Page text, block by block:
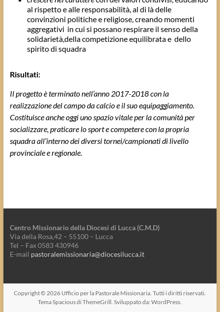
al rispetto e alle responsabilità, al di là delle
convinzioni politiche e religiose, creando momenti
aggregativi in cui si possano respirare il senso della
solidarietà,della competizione equilibrata e dello
spirito di squadra
Risultati:
Il progetto è terminato nell’anno 2017-2018 con la
realizzazione del campo da calcio e il suo equipaggiamento.
Costituisce anche oggi uno spazio vitale per la comunità per
socializzare, praticare lo sport e competere con la propria
squadra all’interno dei diversi tornei/campionati di livello
provinciale e regionale.
Centro Missionario della Diocesi di Lucca (C.M.D)
Via della Rosa,42 – 55100 – Lucca
Tel – Fax 0583 430946
E-mail pastoralemissionaria@diocesilucca.it
Copyright © 2026 Ufficio per la Pastorale Missionaria . Tutti i diritti riservati.
TemaSpaciousdi ThemeGrill. Sviluppato da:WordPress